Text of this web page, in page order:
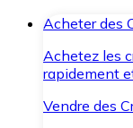
Acheter des
Achetez les
rapidement
Vendre des